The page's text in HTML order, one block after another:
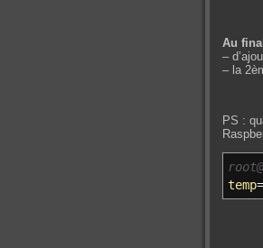
Au
–
– la
PS :
temp=